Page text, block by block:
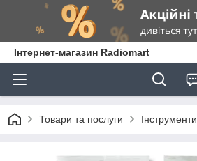
Інтернет-магазин Radiomart
Товари та послуги Інструменти